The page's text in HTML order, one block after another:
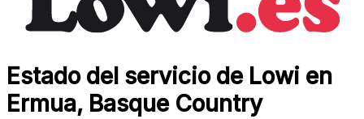
Estado del servicio de Lowi en
Ermua, Basque Country